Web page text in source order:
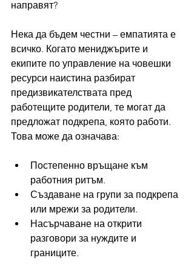
направят?
Нека да бъдем честни – емпатията е
всичко. Когато мениджърите и
екипите по управление на човешки
ресурси наистина разбират
предизвикателствата пред
работещите родители, те могат да
предложат подкрепа, която работи.
Това може да означава:
Постепенно връщане към
работния ритъм.
Създаване на групи за подкрепа
или мрежи за родители.
Насърчаване на открити
разговори за нуждите и
границите.